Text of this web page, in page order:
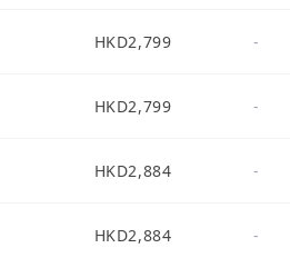
HKD2,799 -
HKD2,799 -
HKD2,884 -
HKD2,884 -